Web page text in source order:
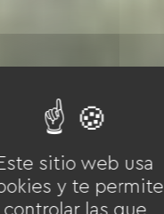
sitio web usa
y te permite
controlar las que